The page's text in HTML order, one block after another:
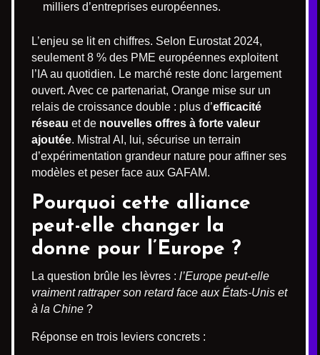
milliers d’entreprises européennes.
L’enjeu se lit en chiffres. Selon Eurostat 2024,
seulement 8 % des PME européennes exploitent
l’IA au quotidien. Le marché reste donc largement
ouvert. Avec ce partenariat, Orange mise sur un
relais de croissance double : plus d’efficacité
réseau et de nouvelles offres à forte valeur
ajoutée. Mistral AI, lui, sécurise un terrain
d’expérimentation grandeur nature pour affiner ses
modèles et peser face aux GAFAM.
Pourquoi cette alliance
peut-elle changer la
donne pour l’Europe ?
La question brûle les lèvres : l’Europe peut-elle
vraiment rattraper son retard face aux États-Unis et
à la Chine ?
Réponse en trois leviers concrets :